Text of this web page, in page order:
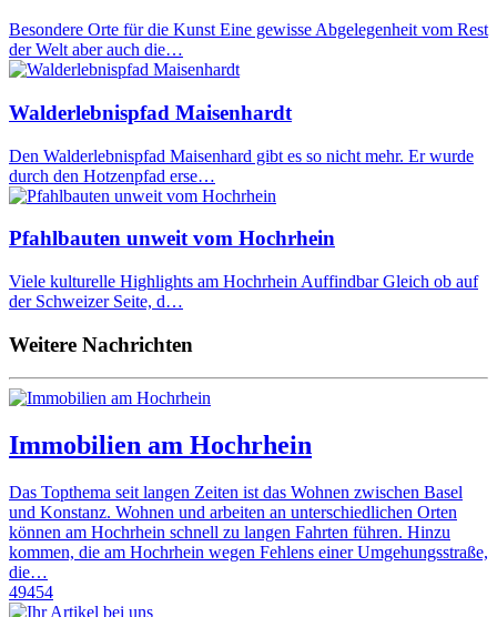
Besondere Orte für die Kunst Eine gewisse Abgelegenheit vom Rest
der Welt aber auch die…
Walderlebnispfad Maisenhardt
Den Walderlebnispfad Maisenhard gibt es so nicht mehr. Er wurde
durch den Hotzenpfad erse…
Pfahlbauten unweit vom Hochrhein
Viele kulturelle Highlights am Hochrhein Auffindbar Gleich ob auf
der Schweizer Seite, d…
Weitere Nachrichten
Immobilien am Hochrhein
Das Topthema seit langen Zeiten ist das Wohnen zwischen Basel
und Konstanz. Wohnen und arbeiten an unterschiedlichen Orten
können am Hochrhein schnell zu langen Fahrten führen. Hinzu
kommen, die am Hochrhein wegen Fehlens einer Umgehungsstraße,
die…
49454